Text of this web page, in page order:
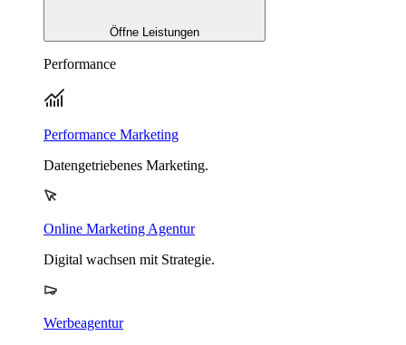
Öffne Leistungen
Performance
Performance Marketing
Datengetriebenes Marketing.
Online Marketing Agentur
Digital wachsen mit Strategie.
Werbeagentur